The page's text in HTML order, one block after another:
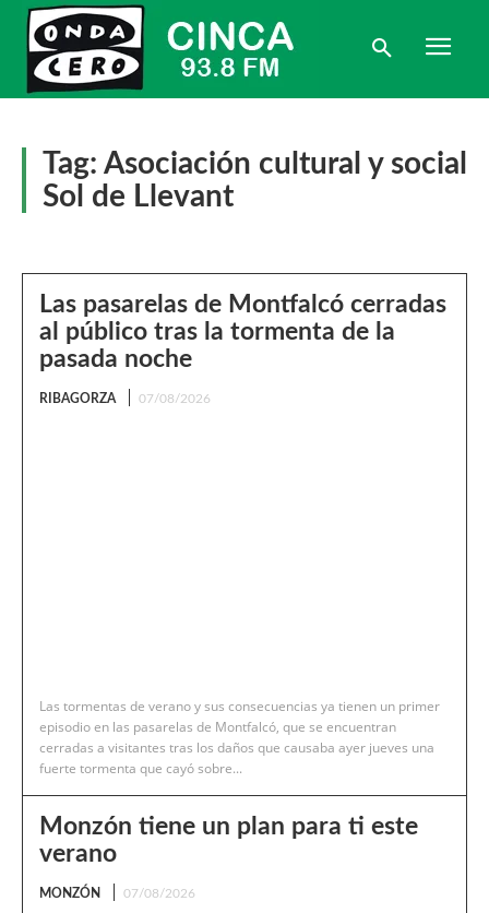
Tag: Asociación cultural y social
Sol de Llevant
Las pasarelas de Montfalcó cerradas
al público tras la tormenta de la
pasada noche
RIBAGORZA 07/08/2026
Las tormentas de verano y sus consecuencias ya tienen un primer
episodio en las pasarelas de Montfalcó, que se encuentran
cerradas a visitantes tras los daños que causaba ayer jueves una
fuerte tormenta que cayó sobre...
Monzón tiene un plan para ti este
verano
MONZÓN 07/08/2026